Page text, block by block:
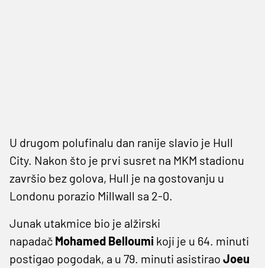
U drugom polufinalu dan ranije slavio je Hull
City. Nakon što je prvi susret na MKM stadionu
završio bez golova, Hull je na gostovanju u
Londonu porazio Millwall sa 2-0.
Junak utakmice bio je alžirski
napadač Mohamed Belloumi koji je u 64. minuti
postigao pogodak, a u 79. minuti asistirao Joeu